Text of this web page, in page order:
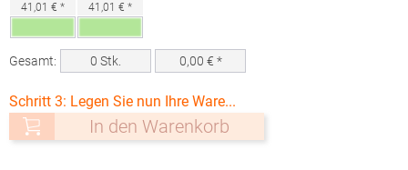
41,01 € *
41,01 € *
Gesamt: 0 Stk. 0,00 € *
Schritt 3: Legen Sie nun Ihre Ware...
In den Warenkorb